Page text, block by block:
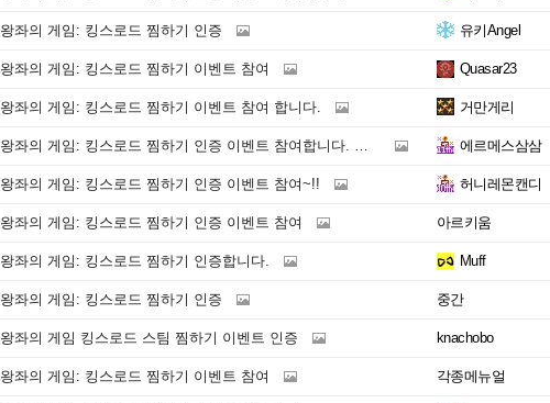
왕좌의 게임: 킹스로드 찜하기 인증 유키Angel
왕좌의 게임: 킹스로드 찜하기 이벤트 참여 Quasar23
왕좌의 게임: 킹스로드 찜하기 이벤트 참여 합니다. 거만게리
왕좌의 게임: 킹스로드 찜하기 인증 이벤트 참여합니다. 기대해 봄봄봄 !!! 에르메스삼삼
왕좌의 게임: 킹스로드 찜하기 인증 이벤트 참여~!! 허니레몬캔디
왕좌의 게임: 킹스로드 찜하기 인증 이벤트 참여 아르키움
왕좌의 게임: 킹스로드 찜하기 인증합니다. Muff
왕좌의 게임: 킹스로드 찜하기 인증 중간
왕좌의 게임 킹스로드 스팀 찜하기 이벤트 인증 knachobo
왕좌의 게임: 킹스로드 찜하기 이벤트 참여 각종메뉴얼